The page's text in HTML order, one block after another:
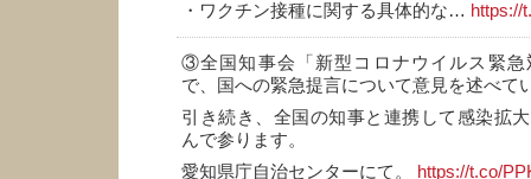
・ワクチン接種に関する具体的な… https://
③全国知事会「新型コロナウイルス緊急
で、国への緊急提言について意見を述べて
引き続き、全国の知事と連携して感染拡
んで参ります。
愛知県庁自治センターにて。
https://t.co/